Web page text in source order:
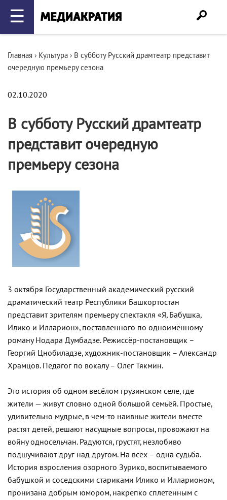
☰
Главная › Культура › В субботу Русский драмтеатр представит
очередную премьеру сезона
02.10.2020
В субботу Русский драмтеатр
представит очередную
премьеру сезона
3 октября Государственный академический русский
драматический театр Республики Башкортостан
представит зрителям премьеру спектакля «Я, Бабушка,
Илико и Илларион», поставленного по одноимённому
роману Нодара Думбадзе. Режиссёр-постановщик –
Георгий Цнобиладзе, художник-постановщик – Александр
Храмцов. Педагог по вокалу – Олег Тякмин.
Это история об одном весёлом грузинском селе, где
жители — живут словно одной большой семьёй. Простые,
удивительно мудрые, в чем-то наивные жители вместе
растят детей, решают насущные вопросы, провожают на
войну односельчан. Радуются, грустят, незлобиво
подшучивают друг над другом. На всех – одна судьба.
История взросления озорного Зурико, воспитываемого
бабушкой и соседскими стариками Илико и Илларионом,
пронизана добрым юмором, накрепко сплетенным с